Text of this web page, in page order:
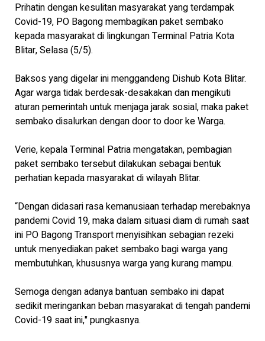
Prihatin dengan kesulitan masyarakat yang terdampak
Covid-19, PO Bagong membagikan paket sembako
kepada masyarakat di lingkungan Terminal Patria Kota
Blitar, Selasa (5/5).
Baksos yang digelar ini menggandeng Dishub Kota Blitar.
Agar warga tidak berdesak-desakakan dan mengikuti
aturan pemerintah untuk menjaga jarak sosial, maka paket
sembako disalurkan dengan door to door ke Warga.
Verie, kepala Terminal Patria mengatakan, pembagian
paket sembako tersebut dilakukan sebagai bentuk
perhatian kepada masyarakat di wilayah Blitar.
“Dengan didasari rasa kemanusiaan terhadap merebaknya
pandemi Covid 19, maka dalam situasi diam di rumah saat
ini PO Bagong Transport menyisihkan sebagian rezeki
untuk menyediakan paket sembako bagi warga yang
membutuhkan, khususnya warga yang kurang mampu.
Semoga dengan adanya bantuan sembako ini dapat
sedikit meringankan beban masyarakat di tengah pandemi
Covid-19 saat ini," pungkasnya.